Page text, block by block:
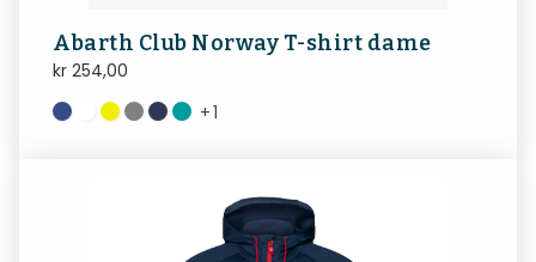
Abarth Club Norway T-shirt dame
kr 254,00
+1